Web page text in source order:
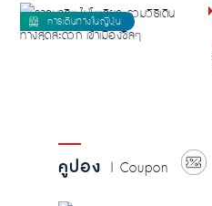
คูปอง | Coupon